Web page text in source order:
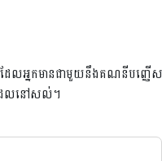
អ្នកមានជាមួយនឹងគណនីបញ្ញើសន្
ដែលនៅសល់។